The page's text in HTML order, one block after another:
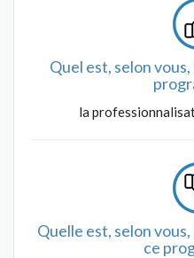
Quel est, selon
la
Quelle est, selon
ce